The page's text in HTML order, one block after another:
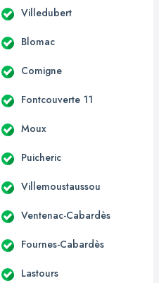
Villedubert
Blomac
Comigne
Fontcouverte 11
Moux
Puicheric
Villemoustaussou
Ventenac-Cabardès
Fournes-Cabardès
Lastours